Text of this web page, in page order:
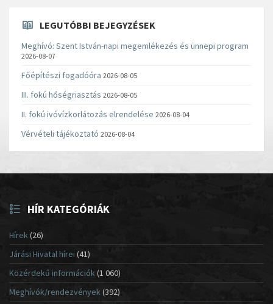
LEGUTÓBBI BEJEGYZÉSEK
Meghívó: Szent István-napi megemlékezés és ünnepi program
2026-08-07
Főépítészi fogadóóra 2026-08-05
III. fokú hőségriasztás 2026-08-05
II. fokú ivóvízkorlátozás elrendelése 2026-08-04
Vérvételi tájékoztató 2026-08-04
HÍR KATEGÓRIÁK
Hírek(26)
Járási Hivatal hírei (41)
Közérdekű információk(1 060)
Meghívók/rendezvények (392)